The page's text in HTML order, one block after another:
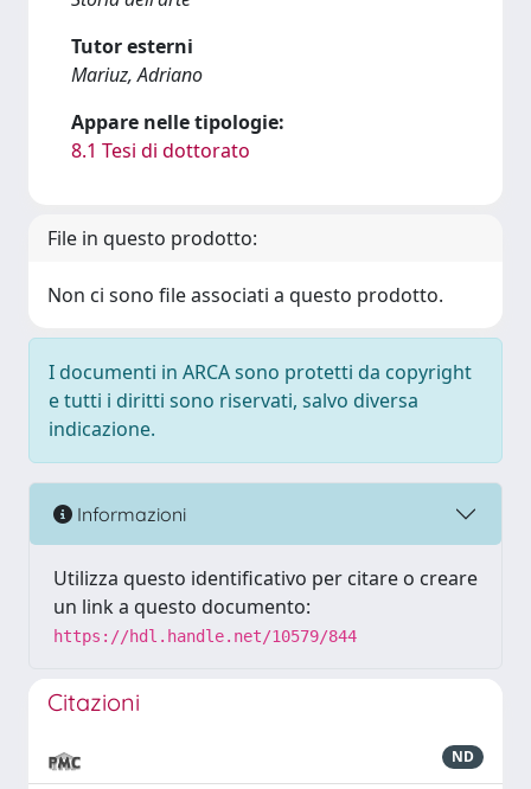
Tutor esterni
Mariuz, Adriano
Appare nelle tipologie:
8.1 Tesi di dottorato
File in questo prodotto:
Non ci sono file associati a questo prodotto.
I documenti in ARCA sono protetti da copyright
e tutti i diritti sono riservati, salvo diversa
indicazione.
Informazioni
Utilizza questo identificativo per citare o creare
un link a questo documento:
https://hdl.handle.net/10579/844
Citazioni
ND